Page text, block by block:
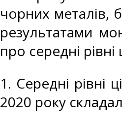
чорних металів,
результатами
про середні
1. Середні рівні
2020 року